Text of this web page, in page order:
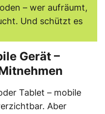
– wer aufräumt,
Und schützt es
Gerät –
Tablet – mobile
Aber